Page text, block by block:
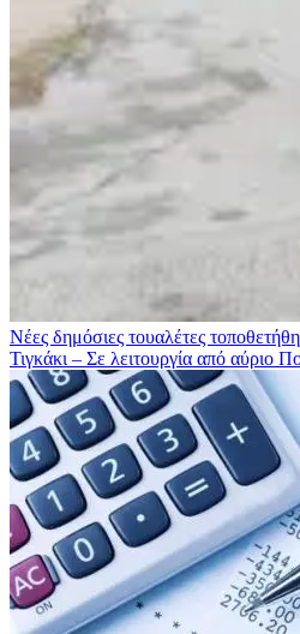
Νέες δημόσιες τουαλέτες
Τιγκάκι – Σε λειτουργία από αύριο